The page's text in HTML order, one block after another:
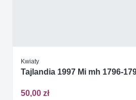
Kwiaty
Tajlandia 1997 Mi mh 1796-
50,00 zł